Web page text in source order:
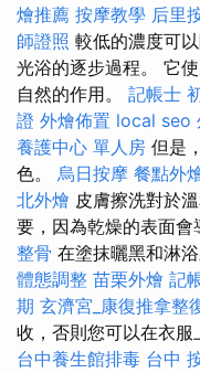
燴推薦 按摩教學 后里
師證照 較低的濃度可
光浴的逐步過程。 它
自然的作用。 記帳士
證 外燴佈置 local seo
養護中心 單人房 但是
色。 烏日按摩 餐點外
北外燴 皮膚擦洗對於
要，因為乾燥的表面會
整骨 在塗抹曬黑和淋
體態調整 苗栗外燴 記
期 玄濟宮_康復推拿整
收，否則您可以在衣
台中養生館排毒 台中